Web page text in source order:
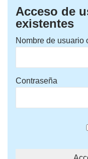
Acceso de
existentes
Nombre de usuario
Contraseña